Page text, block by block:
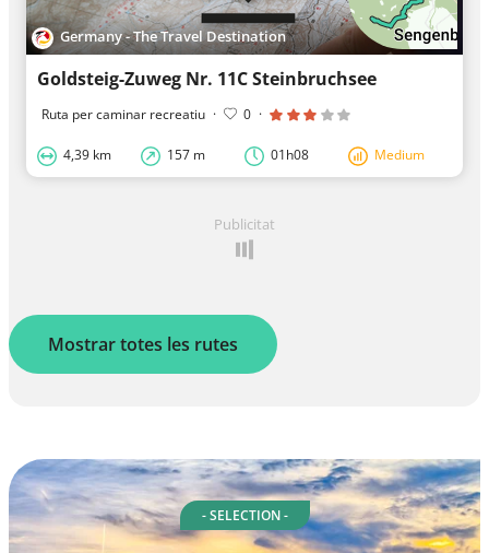
Germany - The Travel Destination
Goldsteig-Zuweg Nr. 11C Steinbruchsee
Ruta per caminar recreatiu · 0 ·
4,39 km 157 m 01h08 Medium
Publicitat
Mostrar totes les rutes
- SELECTION -